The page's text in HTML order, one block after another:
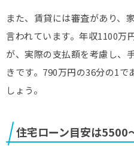
また、賃貸には審査があり、
言われています。年収1100万
が、実際の支払額を考慮し、
きです。790万円の36分の1で
しょう。
住宅ローン目安は5500